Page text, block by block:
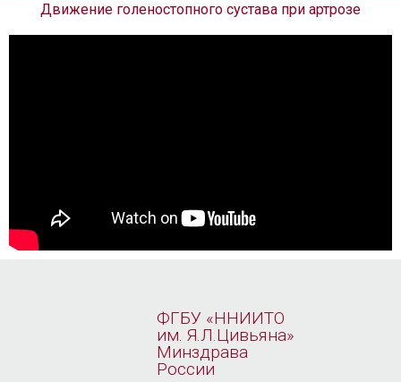
Движение голеностопного сустава при артрозе
ФГБУ «ННИИТО
им. Я.Л.Цивьяна»
Минздрава
России